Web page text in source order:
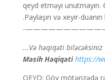
qeyd etməyi unutmayın.
Paylaşın və xeyir-
Və həqiqəti biləcəksiniz...
https://
QEYD: Göy mötərizədə